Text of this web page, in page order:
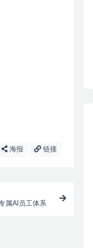
海报 链接
属AI员工体系